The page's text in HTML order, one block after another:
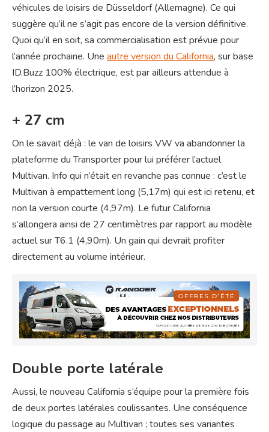
véhicules de loisirs de Düsseldorf (Allemagne). Ce qui
suggère qu’il ne s’agit pas encore de la version définitive.
Quoi qu’il en soit, sa commercialisation est prévue pour
l’année prochaine. Une autre version du California, sur base
ID.Buzz 100% électrique, est par ailleurs attendue à
l’horizon 2025.
+ 27 cm
On le savait déjà : le van de loisirs VW va abandonner la
plateforme du Transporter pour lui préférer l’actuel
Multivan. Info qui n’était en revanche pas connue : c’est le
Multivan à empattement long (5,17m) qui est ici retenu, et
non la version courte (4,97m). Le futur California
s’allongera ainsi de 27 centimètres par rapport au modèle
actuel sur T6.1 (4,90m). Un gain qui devrait profiter
directement au volume intérieur.
Double porte latérale
Aussi, le nouveau California s’équipe pour la première fois
de deux portes latérales coulissantes. Une conséquence
logique du passage au Multivan ; toutes ses variantes